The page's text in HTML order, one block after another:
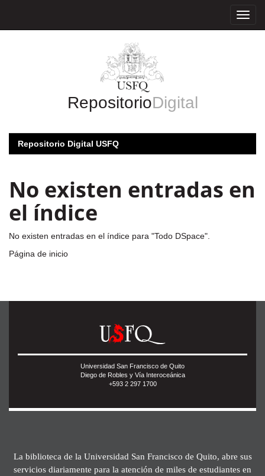
RepositorioDigital
Repositorio Digital USFQ
No existen entradas en
el índice
No existen entradas en el índice para "Todo DSpace".
Página de inicio
Universidad San Francisco de Quito
Diego de Robles y Vía Interoceánica
+593 2 297 1700
La biblioteca de la Universidad San Francisco de Quito, abre sus
servicios diariamente para la atención de miles de estudiantes en